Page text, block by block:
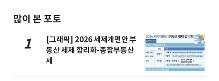
많이 본 포토
1
[그래픽] 2026 세제개편안 부
동산 세제 합리화-종합부동산
세